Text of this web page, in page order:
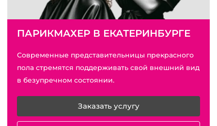
ПАРИКМАХЕР В ЕКАТЕРИНБУРГЕ
Современные представительницы прекрасного
пола стремятся поддерживать свой внешний вид
в безупречном состоянии.
Заказать услугу